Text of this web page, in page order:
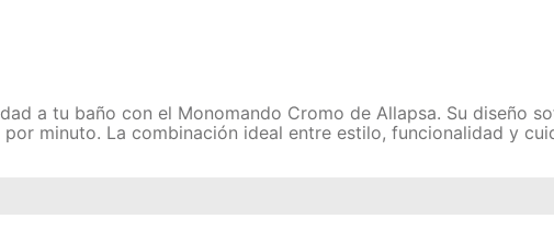
a tu baño con el Monomando Cromo de Allapsa. Su diseño
minuto. La combinación ideal entre estilo, funcionalidad y